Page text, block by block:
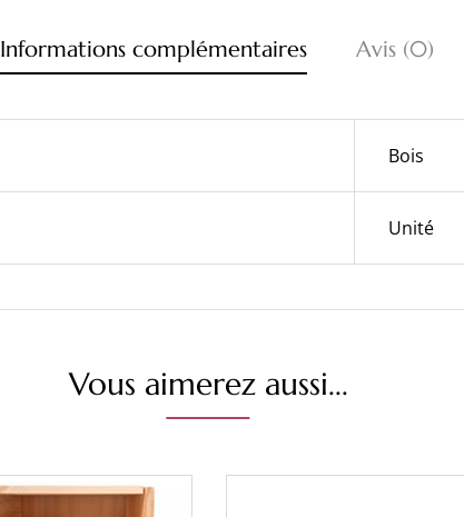
Informations complémentaires Avis (0)
Bois
Unité
Vous aimerez aussi...